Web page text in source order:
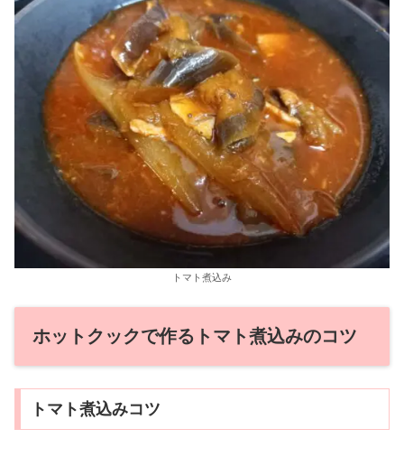
トマト煮込み
ホットクックで作るトマト煮込みのコツ
トマト煮込みコツ